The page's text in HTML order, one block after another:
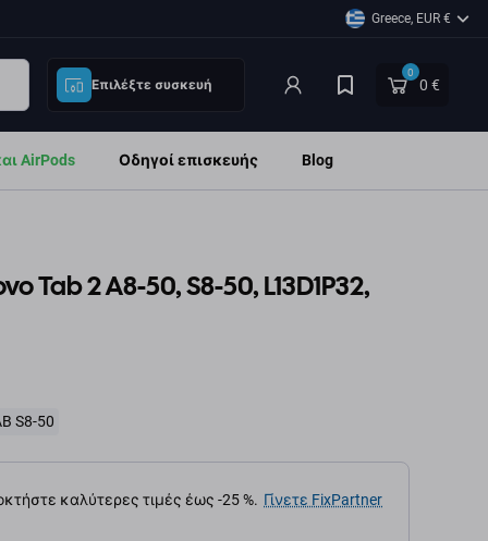
Greece, EUR €
Επιλέξτε συσκευή
0
0 €
AirPods Οδηγοί επισκευής Blog
Tab 2 A8-50, S8-50, L13D1P32,
S8-50
καλύτερες τιμές έως -25 %. Γίνετε FixPartner